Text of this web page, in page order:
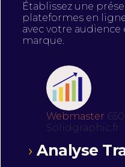
Établissez une
plateformes en
avec votre
marque.
Webmaster
Solidgraphic.fr
Analyse